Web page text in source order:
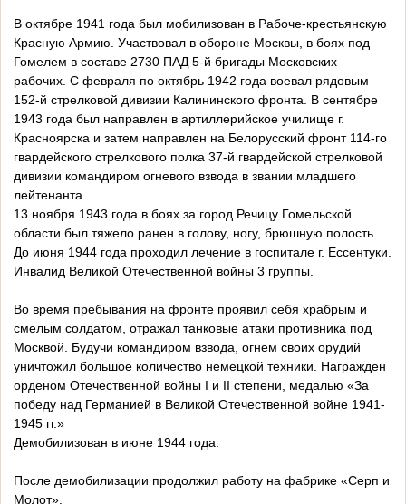
В октябре 1941 года был мобилизован в Рабоче-крестьянскую
Красную Армию. Участвовал в обороне Москвы, в боях под
Гомелем в составе 2730 ПАД 5-й бригады Московских
рабочих. С февраля по октябрь 1942 года воевал рядовым
152-й стрелковой дивизии Калининского фронта. В сентябре
1943 года был направлен в артиллерийское училище г.
Красноярска и затем направлен на Белорусский фронт 114-го
гвардейского стрелкового полка 37-й гвардейской стрелковой
дивизии командиром огневого взвода в звании младшего
лейтенанта.
13 ноября 1943 года в боях за город Речицу Гомельской
области был тяжело ранен в голову, ногу, брюшную полость.
До июня 1944 года проходил лечение в госпитале г. Ессентуки.
Инвалид Великой Отечественной войны 3 группы.
Во время пребывания на фронте проявил себя храбрым и
смелым солдатом, отражал танковые атаки противника под
Москвой. Будучи командиром взвода, огнем своих орудий
уничтожил большое количество немецкой техники. Награжден
орденом Отечественной войны I и II степени, медалью «За
победу над Германией в Великой Отечественной войне 1941-
1945 гг.»
Демобилизован в июне 1944 года.
После демобилизации продолжил работу на фабрике «Серп и
Молот».